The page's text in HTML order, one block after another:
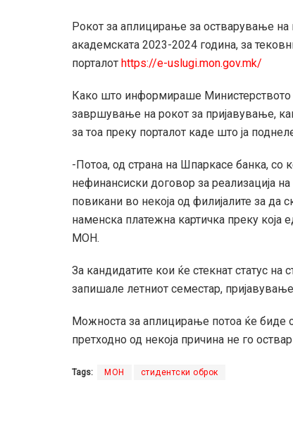
Рокот за аплицирање за остварување на
академската 2023-2024 година, за
порталот https://e-uslugi.mon.gov.mk/
Како што информираше Министерството
завршување на рокот за пријавување,
за тоа преку порталот каде што ја
-Потоа, од страна на Шпаркасе банка, со
нефинансиски договор за реализација
повикани во некоја од филијалите за да
наменска платежна картичка преку која
МОН.
За кандидатите кои ќе стекнат статус
запишале летниот семестар,
Можноста за аплицирање потоа ќе биде
претходно од некоја причина не го
Tags: МОН стидентски оброк